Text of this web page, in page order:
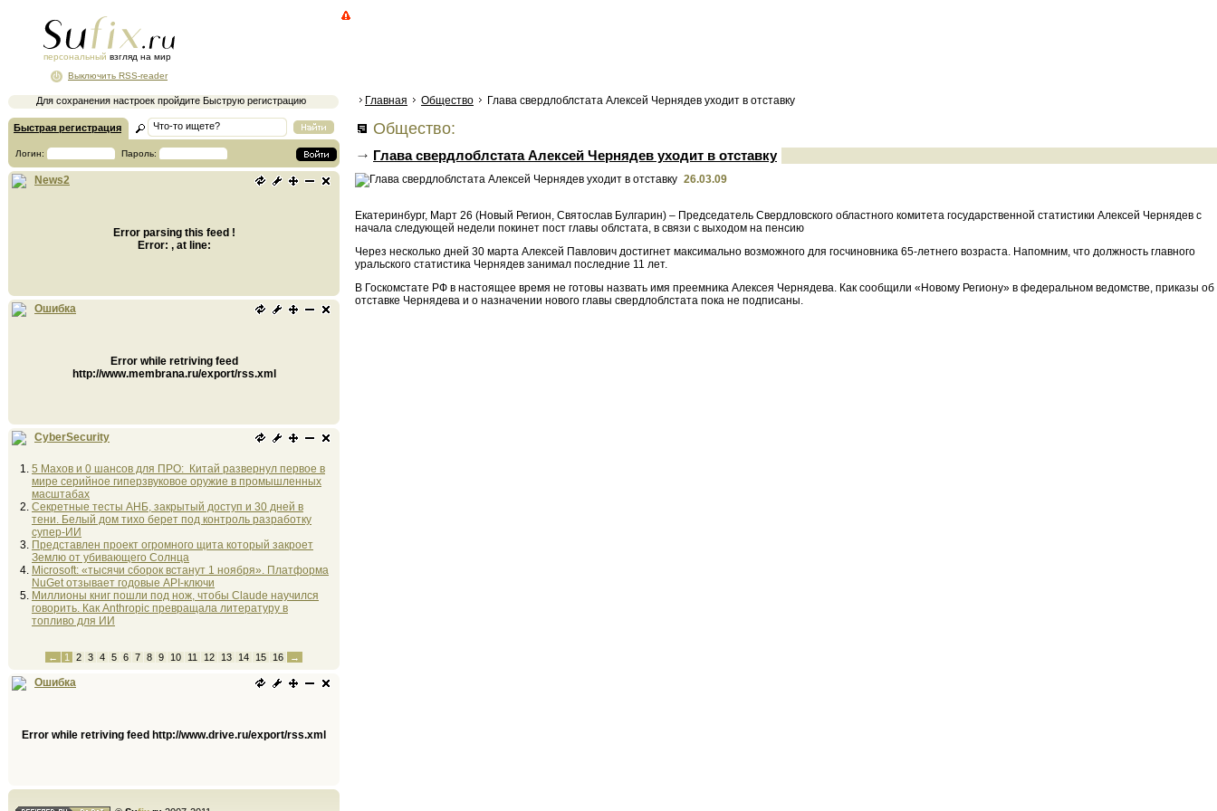
персональный взгляд на мир
Для сохранения настроек пройдите Быструю регистрацию
Выключить RSS-reader
Быстрая регистрация
Логин: Пароль:
News2
Error parsing this feed !
Error: , at line:
Ошибка
Error while retriving feed
http://www.membrana.ru/export/rss.xml
CyberSecurity
5 Махов и 0 шансов для ПРО: Китай развернул первое в
мире серийное гиперзвуковое оружие в промышленных
масштабах
Секретные тесты АНБ, закрытый доступ и 30 дней в
тени. Белый дом тихо берет под контроль разработку
супер-ИИ
Представлен проект огромного щита который закроет
Землю от убивающего Солнца
Microsoft: «тысячи сборок встанут 1 ноября». Платформа
NuGet отзывает годовые API-ключи
Миллионы книг пошли под нож, чтобы Claude научился
говорить. Как Anthropic превращала литературу в
топливо для ИИ
← 1 2 3 4 5 6 7 8 9 10 11 12 13 14 15 16 →
Ошибка
Error while retriving feed http://www.drive.ru/export/rss.xml
Главная Общество Глава свердлоблстата Алексей Чернядев уходит в отставку
Общество:
Глава свердлоблстата Алексей Чернядев уходит в отставку
26.03.09
Екатеринбург, Март 26 (Новый Регион, Святослав Булгарин) – Председатель Свердловского областного комитета государственной статистики Алексей Чернядев с
начала следующей недели покинет пост главы облстата, в связи с выходом на пенсию
Через несколько дней 30 марта Алексей Павлович достигнет максимально возможного для госчиновника 65-летнего возраста. Напомним, что должность главного
уральского статистика Чернядев занимал последние 11 лет.
В Госкомстате РФ в настоящее время не готовы назвать имя преемника Алексея Чернядева. Как сообщили «Новому Региону» в федеральном ведомстве, приказы об
отставке Чернядева и о назначении нового главы свердлоблстата пока не подписаны.